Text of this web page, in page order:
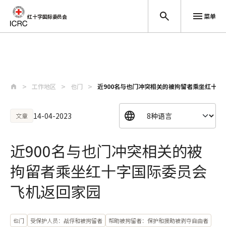
红十字国际委员会 菜单
工作地区 也门 近900名与也门冲突相关的被拘留者乘坐红十字
文章 14-04-2023
近900名与也门冲突相关的被
拘留者乘坐红十字国际委员会
飞机返回家园
也门 受保护人员：战俘和被拘留者 帮助被拘留者：保护和援助被剥夺自由者